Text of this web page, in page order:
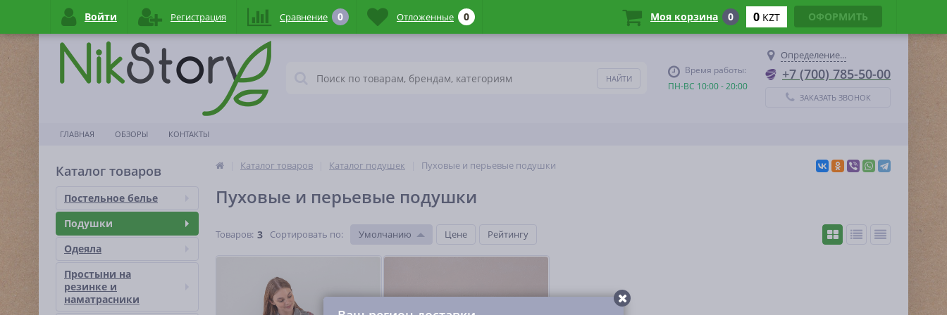
Время работы:
ПН-ВС 10:00 - 20:00
Определение...
+7 (700) 785-50-00
ЗАКАЗАТЬ ЗВОНОК
ГЛАВНАЯ ОБЗОРЫ КОНТАКТЫ
Каталог товаров
Постельное белье
Подушки
Одеяла
Простыни на
резинке и
наматраcники
Каталог товаров Каталог подушек Пуховые и перьевые подушки
Пуховые и перьевые подушки
Товаров: 3 Сортировать по: Умолчанию Цене Рейтингу
Войти Регистрация Сравнение 0 Отложенные 0 Моя корзина 0 0 KZT ОФОРМИТЬ